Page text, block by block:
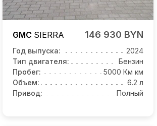
GMC SIERRA 146 930 BYN
Год выпуска:
2024
Тип двигателя:
Бензин
Пробег:
5000 Км км
Объем:
6.2 л
Привод:
Полный